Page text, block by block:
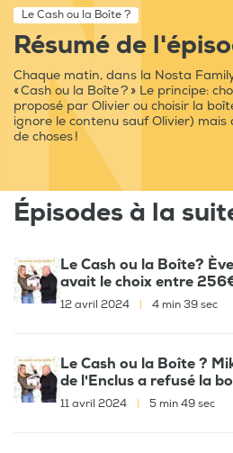
Le Cash ou la Boîte ?
Résumé de
Chaque matin, dans la Nosta
« Cash ou la Boîte ? » Le principe:
proposé par Olivier ou choisir la
ignore le contenu sauf Olivier)
de choses !
Épisodes à la
Le Cash ou la Boîte?
avait le choix entre
12 avril 2024 4 min 39 sec
Le Cash ou la Boîte ?
de l'Enclus a refusé la
11 avril 2024 5 min 49 sec